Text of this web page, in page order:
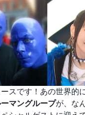
スです！あの世界的
マングループが、な